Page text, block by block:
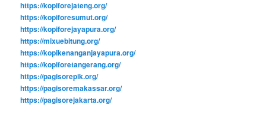
https://kopiforejateng.org/
https://kopiforesumut.org/
https://kopiforejayapura.org/
https://mixuebitung.org/
https://kopikenanganjayapura.org/
https://kopiforetangerang.org/
https://pagisorepik.org/
https://pagisoremakassar.org/
https://pagisorejakarta.org/